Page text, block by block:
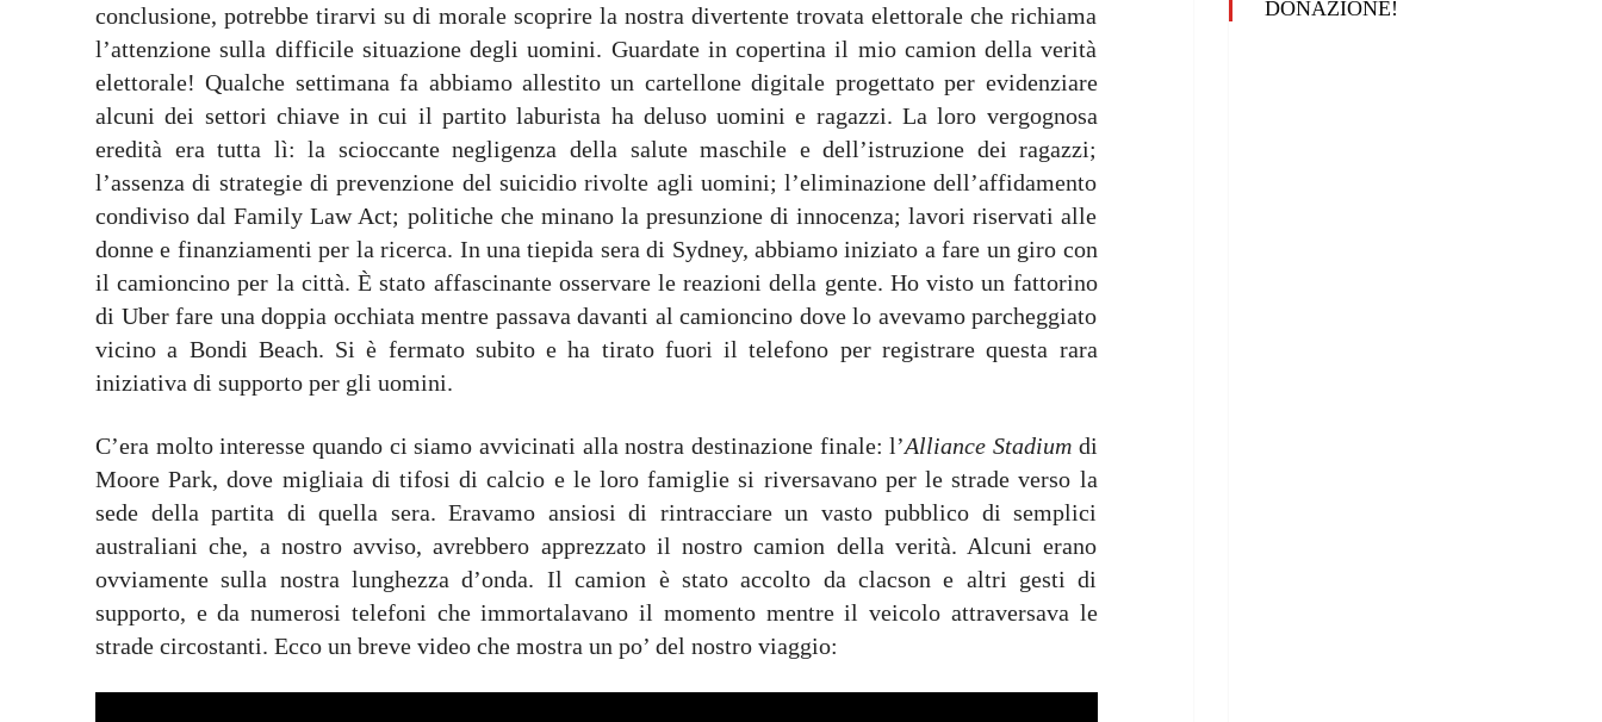
conclusione, potrebbe tirarvi su di morale scoprire la nostra divertente trovata elettorale che richiama
l’attenzione sulla difficile situazione degli uomini. Guardate in copertina il mio camion della verità
elettorale! Qualche settimana fa abbiamo allestito un cartellone digitale progettato per evidenziare
alcuni dei settori chiave in cui il partito laburista ha deluso uomini e ragazzi. La loro vergognosa
eredità era tutta lì: la scioccante negligenza della salute maschile e dell’istruzione dei ragazzi;
l’assenza di strategie di prevenzione del suicidio rivolte agli uomini; l’eliminazione dell’affidamento
condiviso dal Family Law Act; politiche che minano la presunzione di innocenza; lavori riservati alle
donne e finanziamenti per la ricerca. In una tiepida sera di Sydney, abbiamo iniziato a fare un giro con
il camioncino per la città. È stato affascinante osservare le reazioni della gente. Ho visto un fattorino
di Uber fare una doppia occhiata mentre passava davanti al camioncino dove lo avevamo parcheggiato
vicino a Bondi Beach. Si è fermato subito e ha tirato fuori il telefono per registrare questa rara
iniziativa di supporto per gli uomini.
C’era molto interesse quando ci siamo avvicinati alla nostra destinazione finale: l’Alliance Stadium di
Moore Park, dove migliaia di tifosi di calcio e le loro famiglie si riversavano per le strade verso la
sede della partita di quella sera. Eravamo ansiosi di rintracciare un vasto pubblico di semplici
australiani che, a nostro avviso, avrebbero apprezzato il nostro camion della verità. Alcuni erano
ovviamente sulla nostra lunghezza d’onda. Il camion è stato accolto da clacson e altri gesti di
supporto, e da numerosi telefoni che immortalavano il momento mentre il veicolo attraversava le
strade circostanti. Ecco un breve video che mostra un po’ del nostro viaggio:
DONAZIONE!